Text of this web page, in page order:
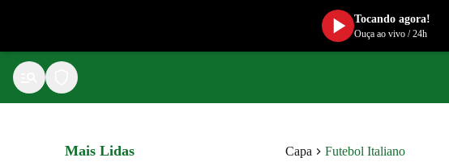
Capa Futebol Italiano
Mais Lidas
Tocando agora!
Ouça ao vivo/24h